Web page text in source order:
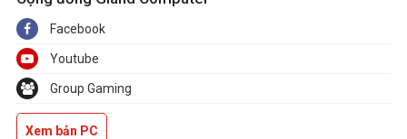
Facebook
Youtube
Group Gaming
Xem bản PC